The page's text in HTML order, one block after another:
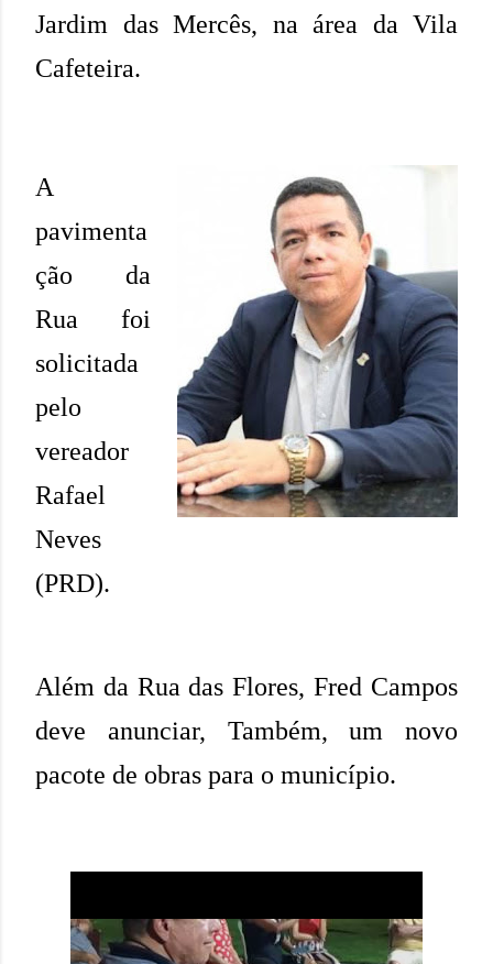
Jardim das Mercês, na área da Vila
Cafeteira.
A
pavimenta
ção da
Rua foi
solicitada
pelo
vereador
Rafael
Neves
(PRD).
Além da Rua das Flores, Fred Campos
deve anunciar, Também, um novo
pacote de obras para o município.